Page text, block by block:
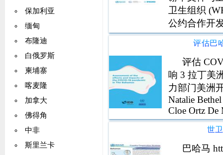
保加利亚
缅甸
布隆迪
白俄罗斯
柬埔寨
喀麦隆
加拿大
佛得角
中非
斯里兰卡
卫生组织
公约合作开
Wellcome
候变化的温
评估巴
评估
响 3 拉丁美
力部门美洲
Natalie
Cloe Ortz De
世
巴哈马